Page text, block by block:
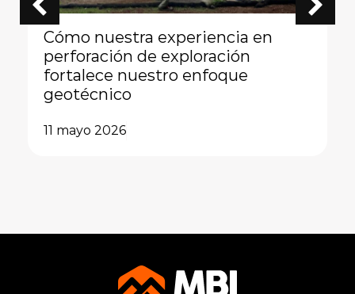
Cómo nuestra experiencia en
perforación de exploración
fortalece nuestro enfoque
geotécnico
11 mayo 2026